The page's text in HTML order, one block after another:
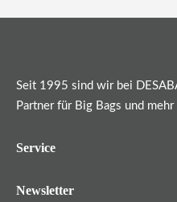
Seit 1995 sind wir bei
Partner für Big Bags und mehr
Service
Newsletter